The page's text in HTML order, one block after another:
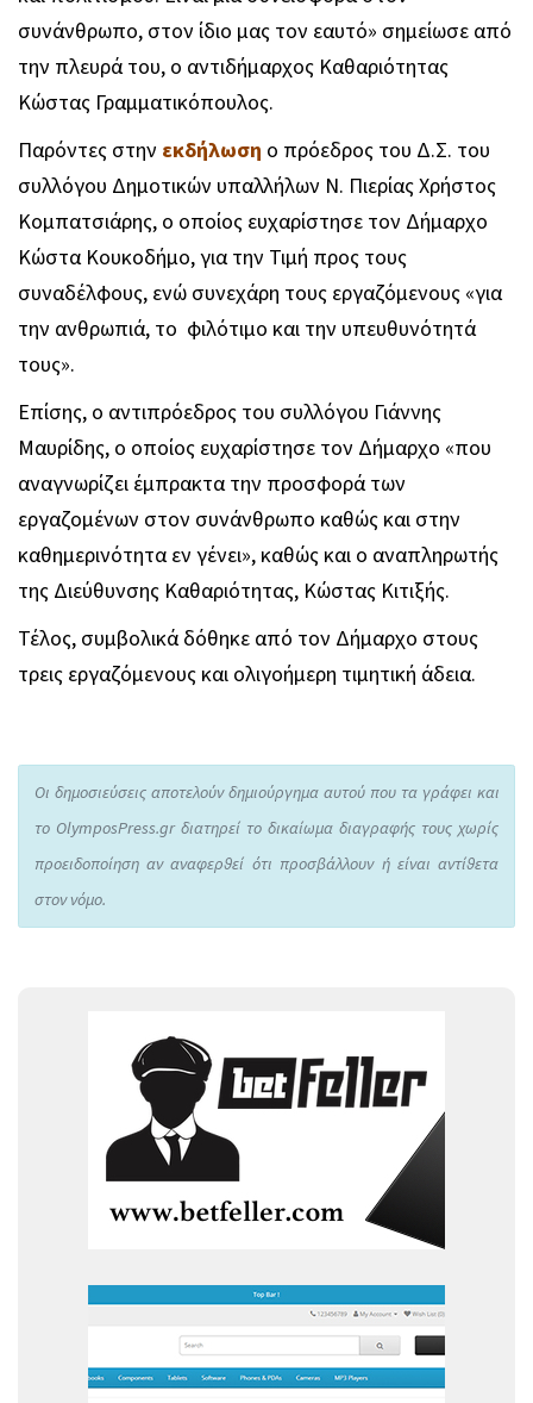
συνάνθρωπο, στον ίδιο μας τον εαυτό» σημείωσε από
την πλευρά του, ο αντιδήμαρχος Καθαριότητας
Κώστας Γραμματικόπουλος.
Παρόντες στην εκδήλωση ο πρόεδρος του Δ.Σ. του
συλλόγου Δημοτικών υπαλλήλων Ν. Πιερίας Χρήστος
Κομπατσιάρης, ο οποίος ευχαρίστησε τον Δήμαρχο
Κώστα Κουκοδήμο, για την Τιμή προς τους
συναδέλφους, ενώ συνεχάρη τους εργαζόμενους «για
την ανθρωπιά, το φιλότιμο και την υπευθυνότητά
τους».
Επίσης, ο αντιπρόεδρος του συλλόγου Γιάννης
Μαυρίδης, ο οποίος ευχαρίστησε τον Δήμαρχο «που
αναγνωρίζει έμπρακτα την προσφορά των
εργαζομένων στον συνάνθρωπο καθώς και στην
καθημερινότητα εν γένει», καθώς και ο αναπληρωτής
της Διεύθυνσης Καθαριότητας, Κώστας Κιτιξής.
Τέλος, συμβολικά δόθηκε από τον Δήμαρχο στους
τρεις εργαζόμενους και ολιγοήμερη τιμητική άδεια.
Οι δημοσιεύσεις αποτελούν δημιούργημα αυτού που τα γράφει και
το OlymposPress.gr διατηρεί το δικαίωμα διαγραφής τους χωρίς
προειδοποίηση αν αναφερθεί ότι προσβάλλουν ή είναι αντίθετα
στον νόμο.